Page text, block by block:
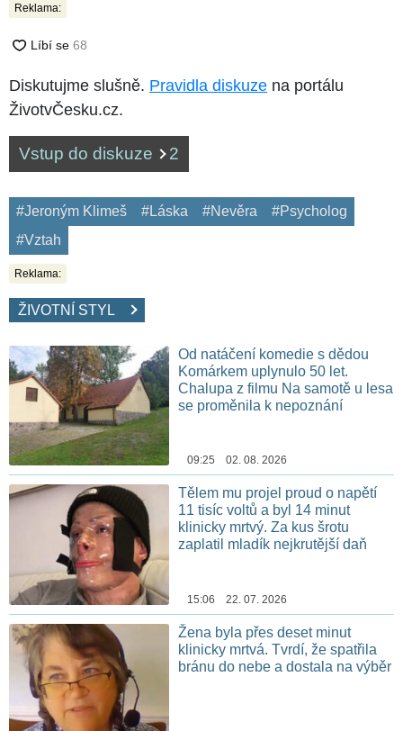
Reklama:
Diskutujme slušně. Pravidla diskuze na portálu
ŽivotvČesku.cz.
Vstup do diskuze 2
#Jeroným Klimeš #Láska #Nevěra
#Psycholog
#Vztah
Reklama:
ŽIVOTNÍ STYL
Od natáčení komedie s dědou
Komárkem uplynulo 50 let.
Chalupa z filmu Na samotě u lesa
se proměnila k nepoznání
09:25 02. 08. 2026
Tělem mu projel proud o napětí
11 tisíc voltů a byl 14 minut
klinicky mrtvý. Za kus šrotu
zaplatil mladík nejkrutější daň
15:06 22. 07. 2026
Žena byla přes deset minut
klinicky mrtvá. Tvrdí, že spatřila
bránu do nebe a dostala na výběr